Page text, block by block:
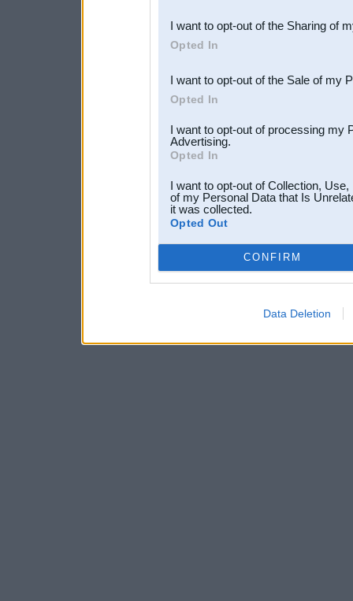
Downstream Participants
third parties.
I want to opt-out of the Sharing of
Opted In
I want to opt-out of the Sale of my
Opted In
I want to opt-out of processing my
Advertising.
Opted In
I want to opt-out of Collection,
of my Personal Data that Is
it was collected.
Opted Out
CONFIRM
Data Deletion